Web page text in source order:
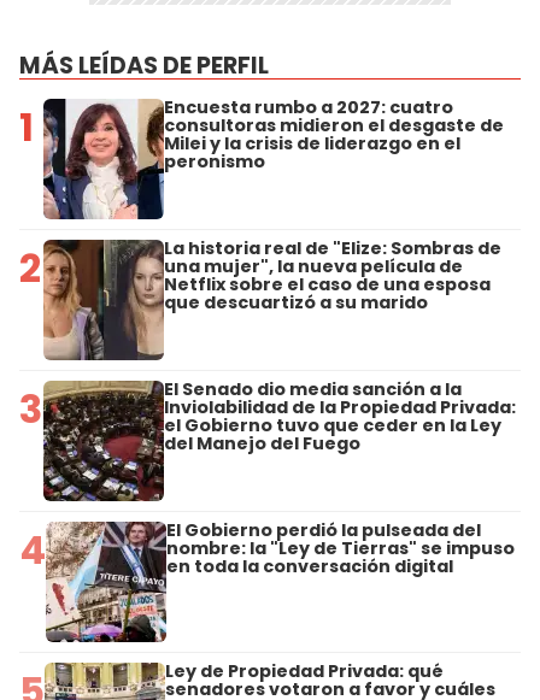
MÁS LEÍDAS DE PERFIL
1 Encuesta rumbo a 2027: cuatro
consultoras midieron el desgaste de
Milei y la crisis de liderazgo en el
peronismo
2 La historia real de "Elize: Sombras de
una mujer", la nueva película de
Netflix sobre el caso de una esposa
que descuartizó a su marido
3 El Senado dio media sanción a la
Inviolabilidad de la Propiedad Privada:
el Gobierno tuvo que ceder en la Ley
del Manejo del Fuego
4 El Gobierno perdió la pulseada del
nombre: la "Ley de Tierras" se impuso
en toda la conversación digital
Ley de Propiedad Privada: qué
senadores votaron a favor y cuáles